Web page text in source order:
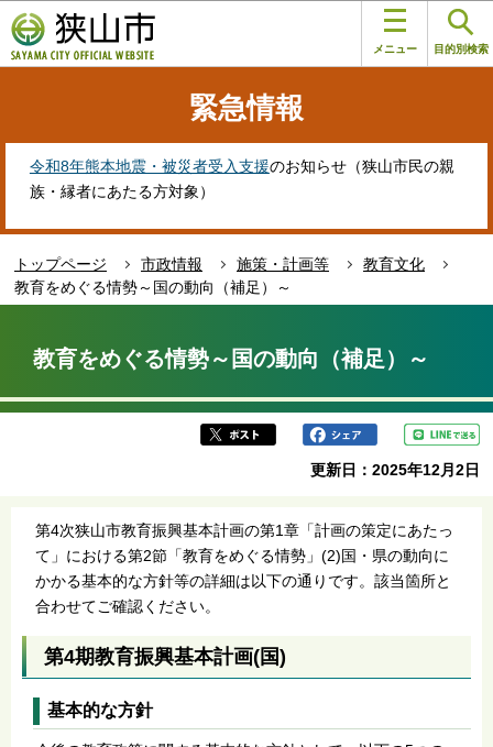
の
ペ
す
メニュー 目的別検索
緊急情報
令和8年熊本地震・被災者受入支援のお知らせ（狭山市民の親
族・縁者にあたる方対象）
トップページ 市政情報 施策・計画等
教育文化
教育をめぐる情勢～国の動向（補足）～
か
教育をめぐる情勢～国の動向（補足）～
更新日：2025年12月2日
第4次狭山市教育振興基本計画の第1章「計画の策定にあたっ
て」における第2節「教育をめぐる情勢」(2)国・県の動向に
かかる基本的な方針等の詳細は以下の通りです。該当箇所と
合わせてご確認ください。
第4期教育振興基本計画(国)
基本的な方針